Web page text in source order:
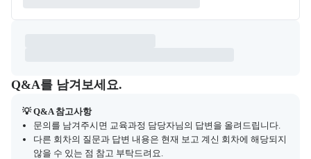
Q&A
캠프 관련 질문과 답변 목록을 확인하고, 질문을 작성할 수 있다.
Q&A를 남겨보세요.
💡 Q&A 참고사항
문의를 남겨주시면 교육과정 담당자님의 답변을 올려드립니다.
다른 회차의 질문과 답변 내용은 현재 보고 계신 회차에 해당되지
않을 수 있는 점 참고 부탁드려요.